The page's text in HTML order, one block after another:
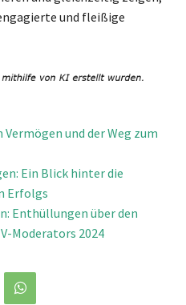
und fleißige
und der Weg zum
Ein Blick hinter die
Erfolgs
Enthüllungen über den
Moderators 2024